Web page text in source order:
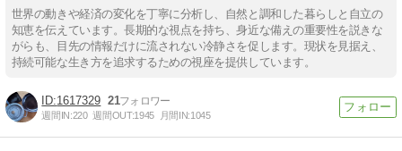
世界の動きや経済の変化を丁寧に分析し、自然と調和した暮らしと自立の
知恵を伝えています。長期的な視点を持ち、身近な備えの重要性を説きな
がらも、目先の情報だけに流されない冷静さを促します。現状を見据え、
持続可能な生き方を追求するための視座を提供しています。
1617329 21
週間IN:220 週間OUT:1945 月間IN:1045